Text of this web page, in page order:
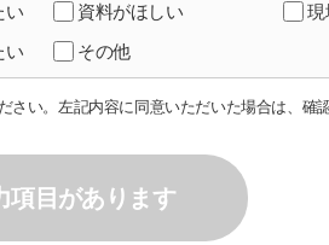
い 資料がほしい
現
い
その他
さい。左記内容に同意いただいた場合は、確
項目があります